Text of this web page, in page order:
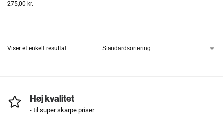
275,00 kr.
Viser et enkelt resultat
Høj kvalitet
- til super skarpe priser